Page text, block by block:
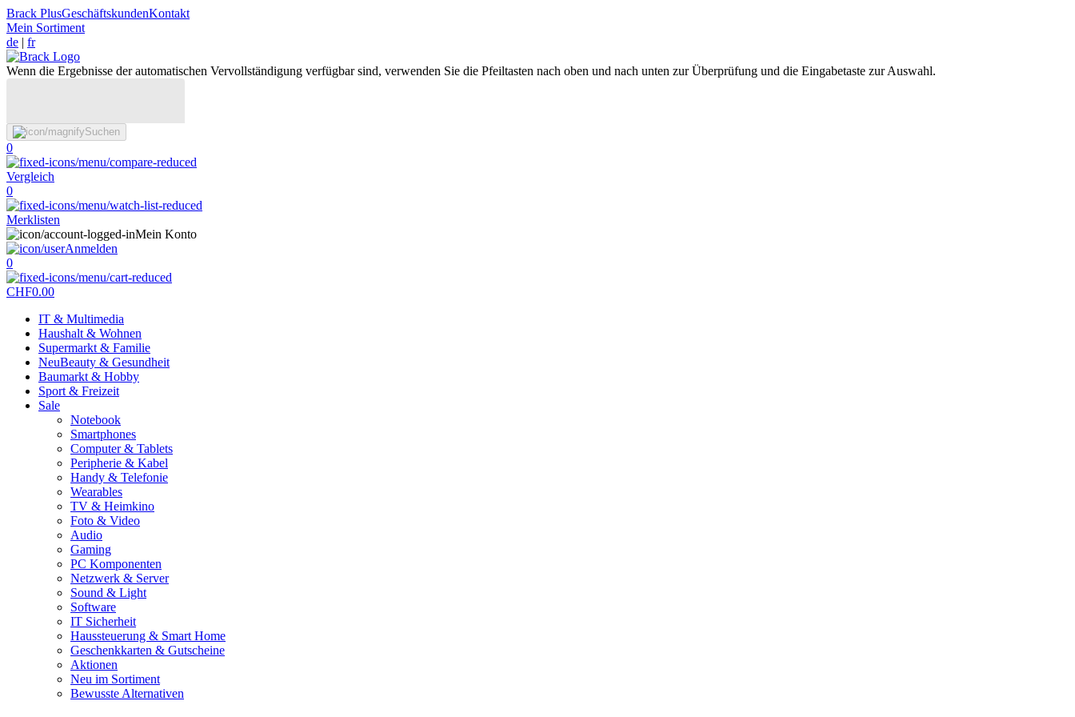
Brack PlusGeschäftskundenKontakt
Mein Sortiment
de | fr
Wenn die Ergebnisse der automatischen Vervollständigung verfügbar sind, verwenden Sie die Pfeiltasten nach oben und nach unten zur Überprüfung und die Eingabetaste zur Auswahl.
Suchen
0
Vergleich
0
Merklisten
Mein Konto
Anmelden
0
CHF0.00
IT & Multimedia
Haushalt & Wohnen
Supermarkt & Familie
NeuBeauty & Gesundheit
Baumarkt & Hobby
Sport & Freizeit
Sale
Notebook
Smartphones
Computer & Tablets
Peripherie & Kabel
Handy & Telefonie
Wearables
TV & Heimkino
Foto & Video
Audio
Gaming
PC Komponenten
Netzwerk & Server
Sound & Light
Software
IT Sicherheit
Haussteuerung & Smart Home
Geschenkkarten & Gutscheine
Aktionen
Neu im Sortiment
Bewusste Alternativen